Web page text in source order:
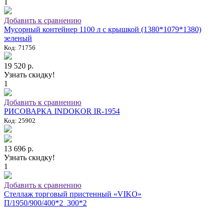
1
Добавить к сравнению
Мусорный контейнер 1100 л с крышкой (1380*1079*1380)
зеленый
Код: 71756
19 520 р.
Узнать скидку!
1
Добавить к сравнению
РИСОВАРКА INDOKOR IR-1954
Код: 25902
13 696 р.
Узнать скидку!
1
Добавить к сравнению
Стеллаж торговый пристенный «VIKO»
П/1950/900/400*2_300*2